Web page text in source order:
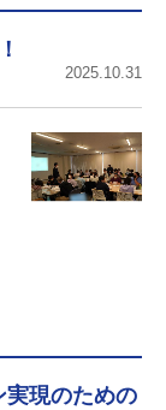
2025.10.31
実現のための